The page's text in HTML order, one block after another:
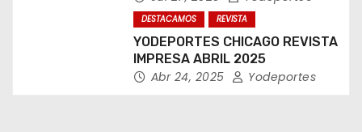
DESTACAMOS REVISTA
YODEPORTES CHICAGO REVISTA
IMPRESA ABRIL 2025
Abr 24, 2025 Yodeportes